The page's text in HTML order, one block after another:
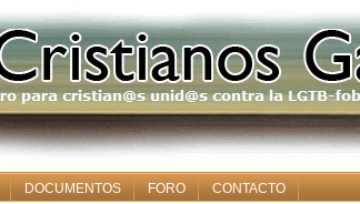
DOCUMENTOS FORO CONTACTO